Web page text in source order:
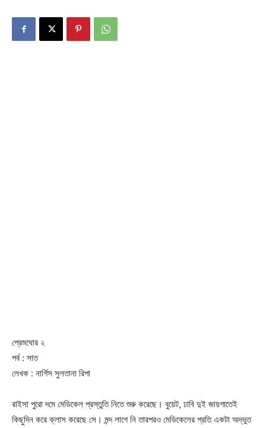
প্রেমঘোর ২
পর্ব : সাত
লেখক : নার্গিস সুলতানা রিপা
রাইসা পুরো দমে মেডিকেল প্রস্তুতি নিতে শুরু করেছে। বুয়েট, ঢাবি দুই জায়গাতেই
কিছুদিন করে ক্লাস করেছে সে। মন্দ লাগে নি তারপরও মেডিকেলের প্রতি একটা অদ্ভুত